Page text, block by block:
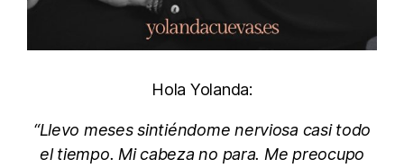
Hola Yolanda:
“Llevo meses sintiéndome nerviosa casi todo
el tiempo. Mi cabeza no para. Me preocupo